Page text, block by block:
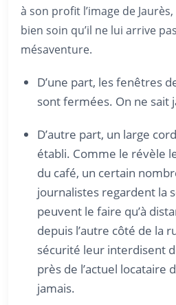
à son profit l’image de
bien soin qu’il ne lui arrive
mésaventure.
D’une part, les fenêtres
sont fermées. On ne sait
D’autre part, un large
établi. Comme le révèle
du café, un certain
journalistes regardent la
peuvent le faire qu’à
depuis l’autre côté de la
sécurité leur interdisent
près de l’actuel locataire
jamais.